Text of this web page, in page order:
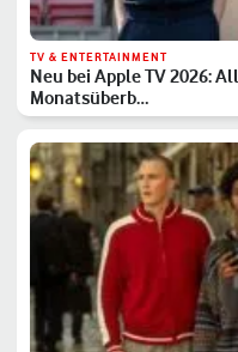
TV & ENTERTAINMENT
Neu bei Apple TV 2026:
Monatsüberb…